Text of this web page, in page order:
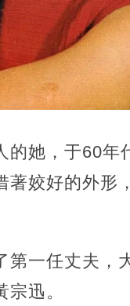
的她，于60年
著姣好的外形
第一任丈夫，
迅。